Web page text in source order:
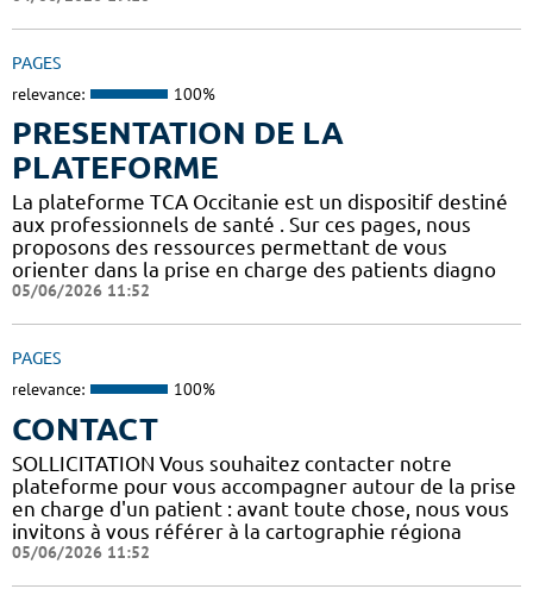
PAGES
relevance: 100%
PRESENTATION DE LA
PLATEFORME
La plateforme TCA Occitanie est un dispositif destiné
aux professionnels de santé . Sur ces pages, nous
proposons des ressources permettant de vous
orienter dans la prise en charge des patients diagno
05/06/2026 11:52
PAGES
relevance: 100%
CONTACT
SOLLICITATION Vous souhaitez contacter notre
plateforme pour vous accompagner autour de la prise
en charge d'un patient : avant toute chose, nous vous
invitons à vous référer à la cartographie régiona
05/06/2026 11:52